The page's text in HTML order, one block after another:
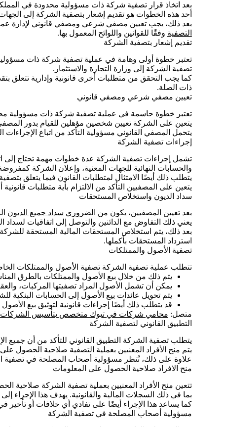
بعد اتخاذ قرار تصفية شركة ذات مسؤولية محدودة في
أحد هذه الخطوات هو تقديم إشعار بتصفية الشركة إلى الجهات
بعد ذلك، يجب تعيين مصفي شرعي ومصفي قانوني لإدارة
التصفية وفقًا للقوانين واللوائح المعمول بها.
تقديم إشعار بتصفية الشركة
تعتبر خطوة أولى وهامة في عملية تصفية شركة ذات
تصفية الشركة إلى وزارة التجارة والاستثمار.
كما يجب التحقق من متطلبات أخرى قانونية وإدارية تتعلق
ذات الصلة.
تعيين مصفي شرعي ومصفي قانوني
تعتبر خطوة حاسمة في عملية تصفية شركة ذات مسؤولية
يتعين على الشركة تعيين شخصين مؤهلين للقيام بدور
يتحمل المصفي القانوني مسؤولية التأكد من اتباع
إجراءات تصفية الشركة
تشمل إجراءات تصفية الشركة عدة خطوات مهمة تحتاج إلى
والحسابات النهائية للجهات المعنية، وإعلان الشركة
يتطلب ذلك أيضًا الامتثال لمتطلبات القانون فيما يتعلق
يتعين على المصفيين التأكد من الالتزام بأية متطلبات
سداد الديون واستخلاص المستحقات
بعد تعيين المصفيين، يكون من الضروري سداد جميع الديون
يعني ذلك التفاوض مع الدائنين والتوصل إلى اتفاقيات
بعد ذلك، يتم استخلاص المستحقات المالية المستحقة
استرداد المستحقات بأكملها.
تصفية الأصول والممتلكات
تتطلب عملية تصفية الشركة تصفية الأصول والممتلكات
يتم ذلك من خلال بيع الأصول والممتلكات بالطرق
يمكن أن تشمل الأصول المراد تصفيتها المركبات،
يتم تحويل عائدات بيع الأصول إلى الحسابات البنكية
قد يتطلب ذلك أيضًا إجراءات قانونية لتوثيق بيع
متصل: محامي شركات في تبوك متخصص بتأسيس الشركات
التطبيق القانوني لتصفية الشركة
يتطلب تصفية الشركة التطبيق القانوني للتأكد من أن جميع
يتم منح الأفراد المعنيين بعملية التصفية صلاحية الحصول
علاوة على ذلك، تُنظر مسؤولية أصحاب المصلحة في تصفية
منح الافراد صلاحية الحصول على المعلومات
تتعين منح الأفراد المعنيين بعملية تصفية الشركة صلاحية
بما في ذلك السجلات المالية والقانونية. يهدف هذا الإجراء
كما يساعد هذا الإجراء أيضًا على تفادي أي خلافات أو تأخير
مسؤولية أصحاب المصلحة في تصفية الشركة